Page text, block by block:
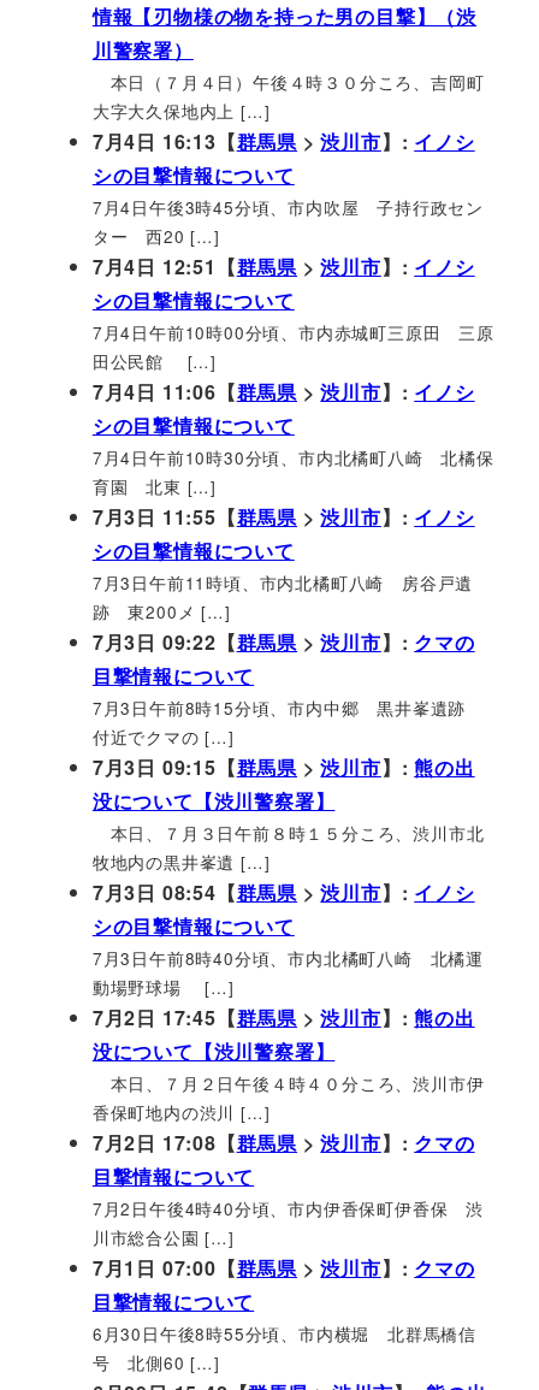
情報【刃物様の物を持った男の目撃】（渋
川警察署）
本日（７月４日）午後４時３０分ころ、吉岡町
大字大久保地内上 […]
7月4日 16:13【群馬県 >渋川市】: イノシ
シの目撃情報について
7月4日午後3時45分頃、市内吹屋 子持行政セン
ター 西20 […]
7月4日 12:51【群馬県 >渋川市】: イノシ
シの目撃情報について
7月4日午前10時00分頃、市内赤城町三原田 三原
田公民館 […]
7月4日 11:06【群馬県 >渋川市】: イノシ
シの目撃情報について
7月4日午前10時30分頃、市内北橘町八崎 北橘保
育園 北東 […]
7月3日 11:55【群馬県 >渋川市】: イノシ
シの目撃情報について
7月3日午前11時頃、市内北橘町八崎 房谷戸遺
跡 東200メ […]
7月3日 09:22【群馬県 >渋川市】: クマの
目撃情報について
7月3日午前8時15分頃、市内中郷 黒井峯遺跡
付近でクマの […]
7月3日 09:15【群馬県 >渋川市】:熊の出
没について【渋川警察署】
本日、７月３日午前８時１５分ころ、渋川市北
牧地内の黒井峯遺 […]
7月3日 08:54【群馬県 >渋川市】: イノシ
シの目撃情報について
7月3日午前8時40分頃、市内北橘町八崎 北橘運
動場野球場 […]
7月2日 17:45【群馬県 >渋川市】:熊の出
没について【渋川警察署】
本日、７月２日午後４時４０分ころ、渋川市伊
香保町地内の渋川 […]
7月2日 17:08【群馬県 >渋川市】: クマの
目撃情報について
7月2日午後4時40分頃、市内伊香保町伊香保 渋
川市総合公園 […]
7月1日 07:00【群馬県 >渋川市】: クマの
目撃情報について
6月30日午後8時55分頃、市内横堀 北群馬橋信
号 北側60 […]